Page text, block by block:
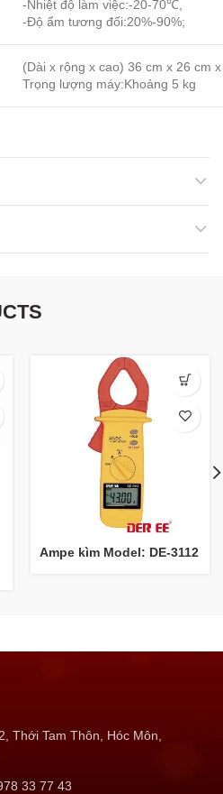
-Nhiệt độ làm việc:-20-70℃,
-Độ ẩm tương đối:20%-90%;
(Dài x rộng x cao) 36 cm x 26 cm
Trọng lượng máy:Khoảng 5 kg
Ampe kìm Model: DE-3112
Thới Tam Thôn, Hóc Môn,
33 77 43